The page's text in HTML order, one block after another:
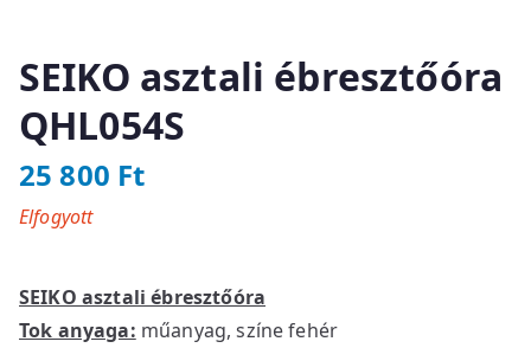
SEIKO asztali ébresztőóra
QHL054S
25 800 Ft
SEIKO asztali ébresztőóra
Tok anyaga: műanyag, színe fehér
Elfogyott